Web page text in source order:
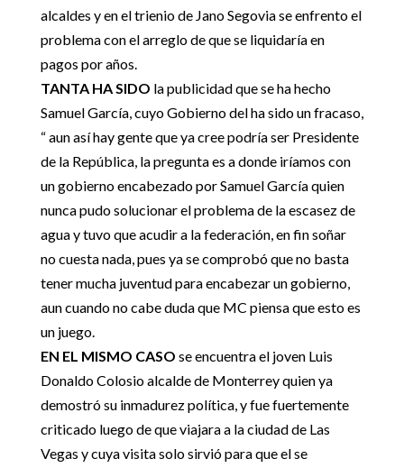
alcaldes y en el trienio de Jano Segovia se enfrento el
problema con el arreglo de que se liquidaría en
pagos por años.
TANTA HA SIDO la publicidad que se ha hecho
Samuel García, cuyo Gobierno del ha sido un fracaso,
“ aun así hay gente que ya cree podría ser Presidente
de la República, la pregunta es a donde iríamos con
un gobierno encabezado por Samuel García quien
nunca pudo solucionar el problema de la escasez de
agua y tuvo que acudir a la federación, en fin soñar
no cuesta nada, pues ya se comprobó que no basta
tener mucha juventud para encabezar un gobierno,
aun cuando no cabe duda que MC piensa que esto es
un juego.
EN EL MISMO CASO se encuentra el joven Luis
Donaldo Colosio alcalde de Monterrey quien ya
demostró su inmadurez política, y fue fuertemente
criticado luego de que viajara a la ciudad de Las
Vegas y cuya visita solo sirvió para que el se